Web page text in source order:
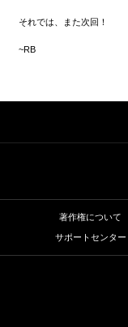
それでは、また次回！
~RB
著作権について
サポートセンター